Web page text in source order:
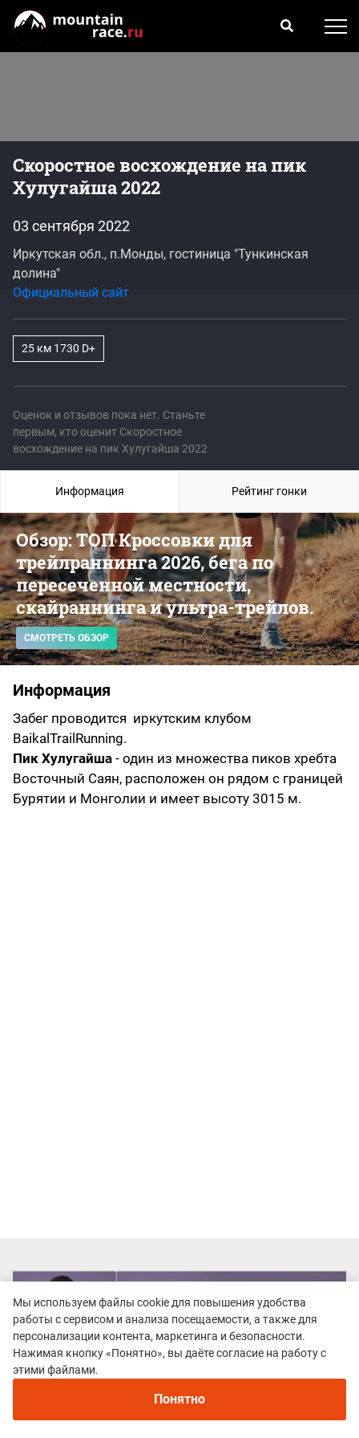
Скоростное восхождение на пик
Хулугайша 2022
Оценок и отзывов пока нет. Станьте
первым, кто оценит Скоростное
восхождение на пик Хулугайша 2022
03 сентября 2022
Иркутская обл., п.Монды, гостиница "Тункинская
долина"
Официальный сайт
25 км 1730 D+
Обзор: ТОП Кроссовки для
трейлраннинга 2026, бега по
пересеченной местности,
скайраннинга и ультра-трейлов.
СМОТРЕТЬ ОБЗОР
Информация
Забег проводится иркутским клубом
BaikalTrailRunning.
Пик Хулугайша - один из множества пиков хребта
Восточный Саян, расположен он рядом с границей
Бурятии и Монголии и имеет высоту 3015 м.
Информация Рейтинг гонки
Мы используем файлы cookie для повышения удобства
работы с сервисом и анализа посещаемости, а также для
персонализации контента, маркетинга и безопасности.
Нажимая кнопку «Понятно», вы даёте согласие на работу с
этими файлами.
Понятно